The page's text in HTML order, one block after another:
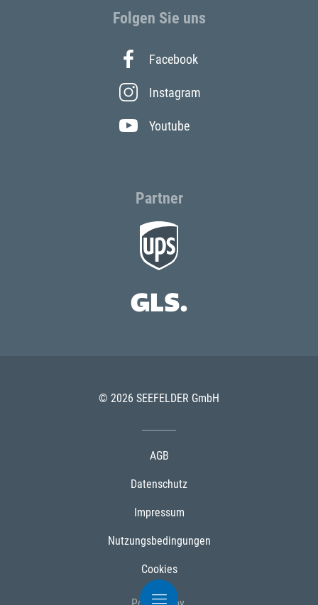
Folgen Sie uns
Facebook
Instagram
Youtube
Partner
© 2026 SEEFELDER GmbH
AGB
Datenschutz
Impressum
Nutzungsbedingungen
Cookies